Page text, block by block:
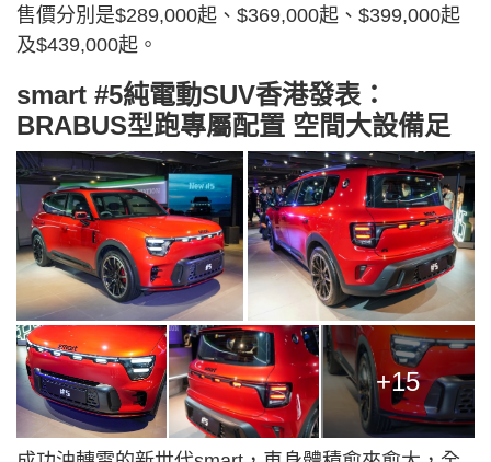
售價分別是$289,000起、$369,000起、$399,000起
及$439,000起。
smart #5純電動SUV香港發表：
BRABUS型跑專屬配置 空間大設備足
+15